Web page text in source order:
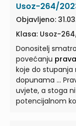
osoba Hrvatskog
obveznog zdravstvenog
dao ovlast
osiguranje za
ostvarivanje
Usoz-264/
Objavljeno:
Klasa: Usoz-
Donositelj
povećanju
koje do stupanja
dopunama ... Pravilnika ne uvodi nikakve dodatne
uvjete, a stoga
potencijalnom